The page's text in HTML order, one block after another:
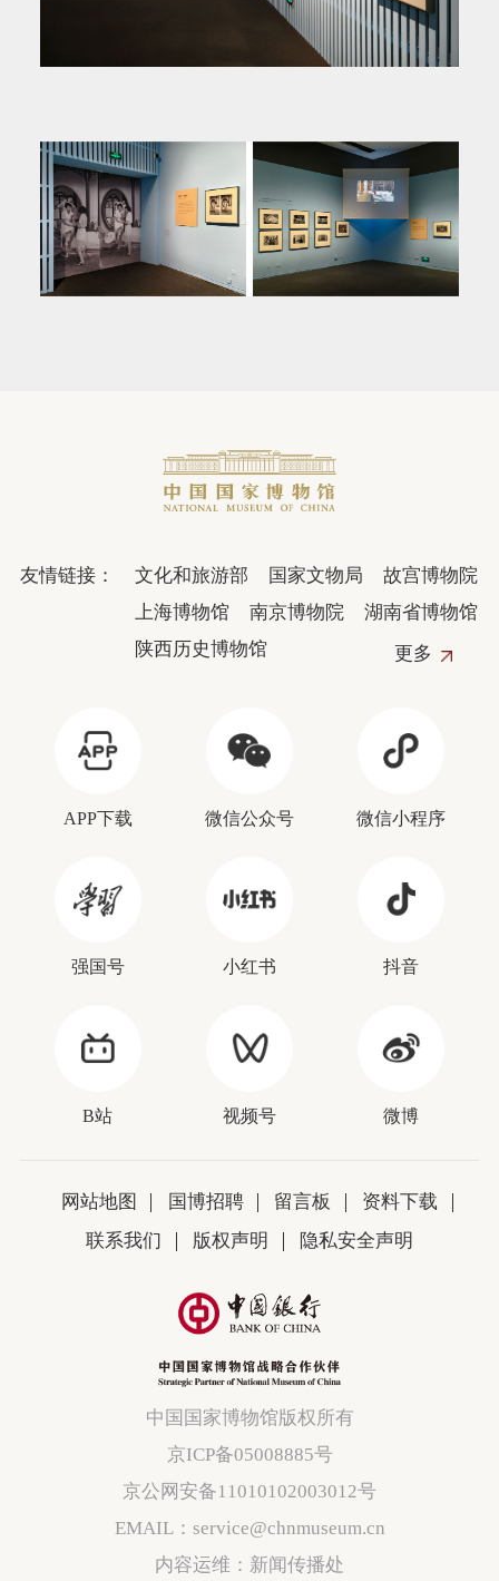
友情链接： 文化和旅游部 国家文物局
故宫博物院
上海博物馆
南京博物院
湖南省博物馆
陕西历史博物馆
更多
APP下载 微信公众号 微信小程序
强国号 小红书 抖音
B站 视频号 微博
网站地图 国博招聘 留言板
资料下载
联系我们
版权声明 隐私安全声明
中国国家博物馆版权所有
京ICP备05008885号
京公网安备11010102003012号
EMAIL：service@chnmuseum.cn
内容运维：新闻传播处